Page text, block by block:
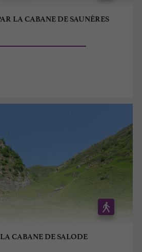
LA CABANE DE SAUNÈRES
CABANE DE SALODE